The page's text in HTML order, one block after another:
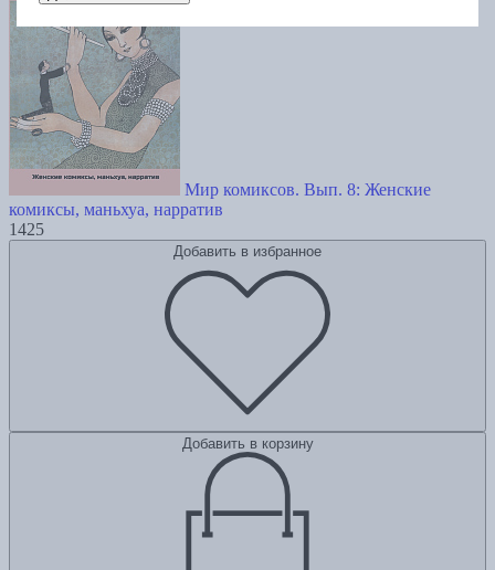
Мир комиксов. Вып. 8: Женские
комиксы, маньхуа, нарратив
1425
Добавить в избранное
Добавить в корзину